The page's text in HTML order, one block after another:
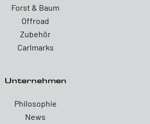
Forst & Baum
Offroad
Zubehör
Carlmarks
Unternehmen
Philosophie
News